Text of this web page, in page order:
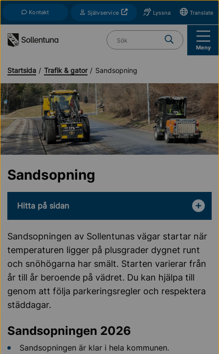
Kontakt SjälvserviceÖppnas i nytt fönsterLyssna Translate
Vad söker du?
Meny
Startsida Trafik & gator Sandsopning
Sandsopning
Hitta på sidan
Sandsopningen av Sollentunas vägar startar när
temperaturen ligger på plusgrader dygnet runt
och snöhögarna har smält. Starten varierar från
år till år beroende på vädret. Du kan hjälpa till
genom att följa parkeringsregler och respektera
städdagar.
Sandsopningen 2026
Sandsopningen är klar i hela kommunen.